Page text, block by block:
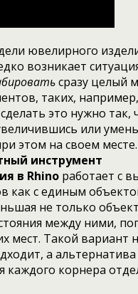
ювелирного
возникает
сразу целый
таких,
это нужно так,
или
этом на своем месте.
инструмент
в Rhino работает с
как с единым
не только
между ними,
мест. Такой вариант
а
каждого корнера